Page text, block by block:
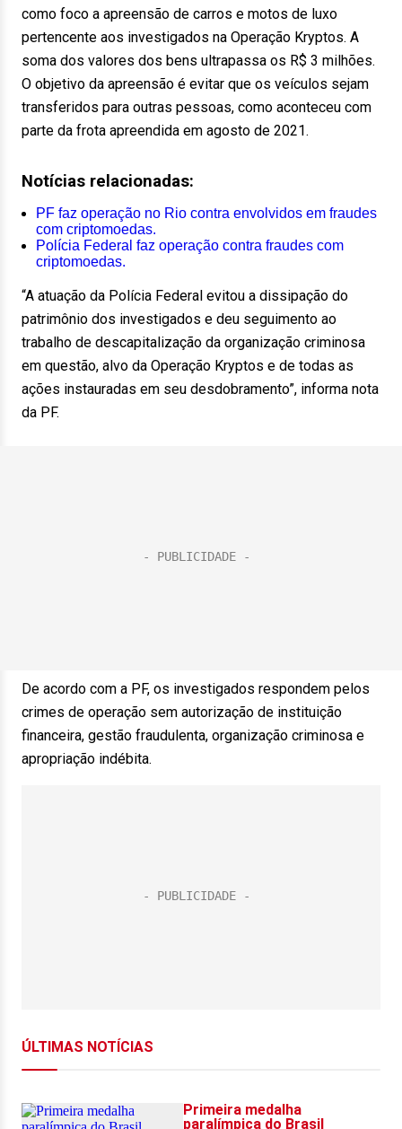
como foco a apreensão de carros e motos de luxo
pertencente aos investigados na Operação Kryptos. A
soma dos valores dos bens ultrapassa os R$ 3 milhões.
O objetivo da apreensão é evitar que os veículos sejam
transferidos para outras pessoas, como aconteceu com
parte da frota apreendida em agosto de 2021.
Notícias relacionadas:
PF faz operação no Rio contra envolvidos em fraudes
com criptomoedas.
Polícia Federal faz operação contra fraudes com
criptomoedas.
“A atuação da Polícia Federal evitou a dissipação do
patrimônio dos investigados e deu seguimento ao
trabalho de descapitalização da organização criminosa
em questão, alvo da Operação Kryptos e de todas as
ações instauradas em seu desdobramento”, informa nota
da PF.
De acordo com a PF, os investigados respondem pelos
crimes de operação sem autorização de instituição
financeira, gestão fraudulenta, organização criminosa e
apropriação indébita.